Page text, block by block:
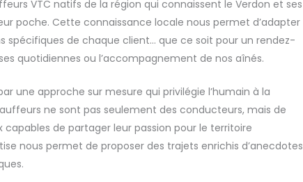
VTC natifs de la région qui connaissent le Verdon et ses
poche. Cette connaissance locale nous permet d’adapter
spécifiques de chaque client… que ce soit pour un rendez-
quotidiennes ou l’accompagnement de nos aînés.
une approche sur mesure qui privilégie l’humain à la
ne sont pas seulement des conducteurs, mais de
capables de partager leur passion pour le territoire
nous permet de proposer des trajets enrichis d’anecdotes